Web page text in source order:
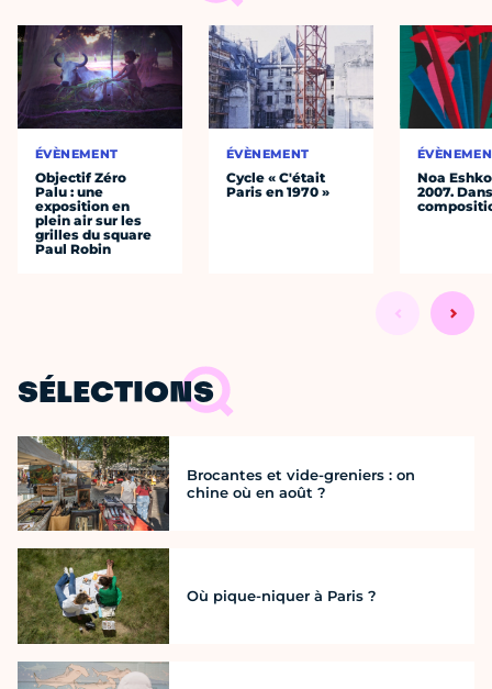
ÉVÈNEMENT
Objectif Zéro
Palu : une
exposition en
plein air sur les
grilles du square
Paul Robin
ÉVÈNEMENT
Cycle « C'était
Paris en 1970 »
Noa
2007.
SÉLECTIONS
Brocantes et vide-greniers : on
chine où en août ?
Où pique-niquer à Paris ?